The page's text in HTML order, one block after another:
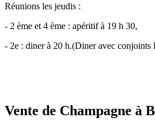
Réunions les jeudis :
- 2 ème et 4 ème : apéritif à 19 h 30,
- 2e : diner à 20 h.(Diner avec
Vente de Champagne